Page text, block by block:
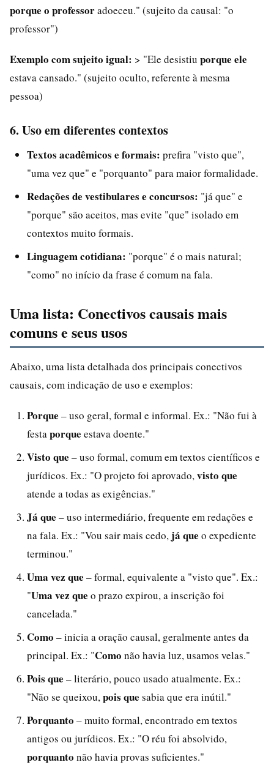
porque o professoradoeceu." (sujeito da causal: "o
professor")
Exemplo com sujeito igual: > "Ele desistiu porque ele
estava cansado." (sujeito oculto, referente à mesma
pessoa)
6. Uso em diferentes contextos
Textos acadêmicos e formais: prefira "visto que",
"uma vez que" e "porquanto" para maior formalidade.
Redações de vestibulares e concursos: "já que" e
"porque" são aceitos, mas evite "que" isolado em
contextos muito formais.
Linguagem cotidiana: "porque" é o mais natural;
"como" no início da frase é comum na fala.
Uma lista: Conectivos causais mais
comuns e seus usos
Abaixo, uma lista detalhada dos principais conectivos
causais, com indicação de uso e exemplos:
Porque – uso geral, formal e informal. Ex.: "Não fui à
festa porque estava doente."
Visto que – uso formal, comum em textos científicos e
jurídicos. Ex.: "O projeto foi aprovado, visto que
atende a todas as exigências."
Já que – uso intermediário, frequente em redações e
na fala. Ex.: "Vou sair mais cedo, já que o expediente
terminou."
Uma vez que – formal, equivalente a "visto que". Ex.:
"Uma vez que o prazo expirou, a inscrição foi
cancelada."
Como – inicia a oração causal, geralmente antes da
principal. Ex.: "Como não havia luz, usamos velas."
Pois que – literário, pouco usado atualmente. Ex.:
"Não se queixou, pois que sabia que era inútil."
Porquanto – muito formal, encontrado em textos
antigos ou jurídicos. Ex.: "O réu foi absolvido,
porquanto não havia provas suficientes."